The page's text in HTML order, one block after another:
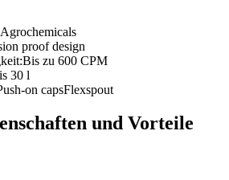
Agrochemicals
proof design
Bis zu 600 CPM
30 l
on capsFlexspout
und Vorteile